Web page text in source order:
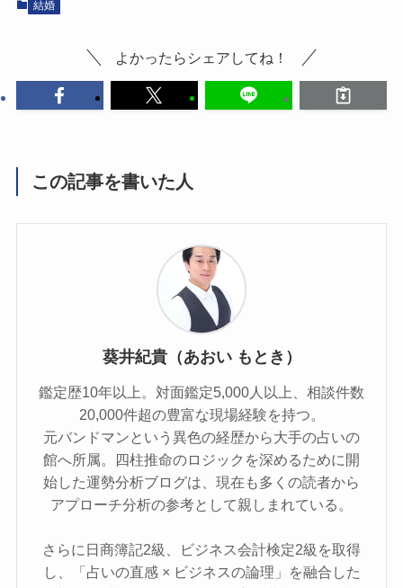
結婚
よかったらシェアしてね！
この記事を書いた人
葵井紀貴（あおい もとき）
鑑定歴10年以上。対面鑑定5,000人以上、相談件数
20,000件超の豊富な現場経験を持つ。
元バンドマンという異色の経歴から大手の占いの
館へ所属。四柱推命のロジックを深めるために開
始した運勢分析ブログは、現在も多くの読者から
アプローチ分析の参考として親しまれている。
さらに日商簿記2級、ビジネス会計検定2級を取得
し、「占いの直感 × ビジネスの論理」を融合した